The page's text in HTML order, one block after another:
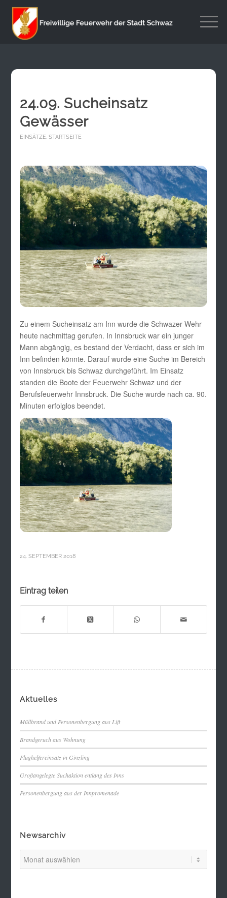
24.09. Sucheinsatz
Gewässer
EINSÄTZE, STARTSEITE
Zu einem Sucheinsatz am Inn wurde die Schwazer Wehr
heute nachmittag gerufen. In Innsbruck war ein junger
Mann abgängig, es bestand der Verdacht, dass er sich im
Inn befinden könnte. Darauf wurde eine Suche im Bereich
von Innsbruck bis Schwaz durchgeführt. Im Einsatz
standen die Boote der Feuerwehr Schwaz und der
Berufsfeuerwehr Innsbruck. Die Suche wurde nach ca. 90.
Minuten erfolglos beendet.
24. SEPTEMBER 2018
Eintrag teilen
Aktuelles
Müllbrand und Personenbergung aus Lift
Brandgeruch aus Wohnung
Flughelfereinsatz in Ginzling
Großangelegte Suchaktion entlang des Inns
Personenbergung aus der Innpromenade
Newsarchiv